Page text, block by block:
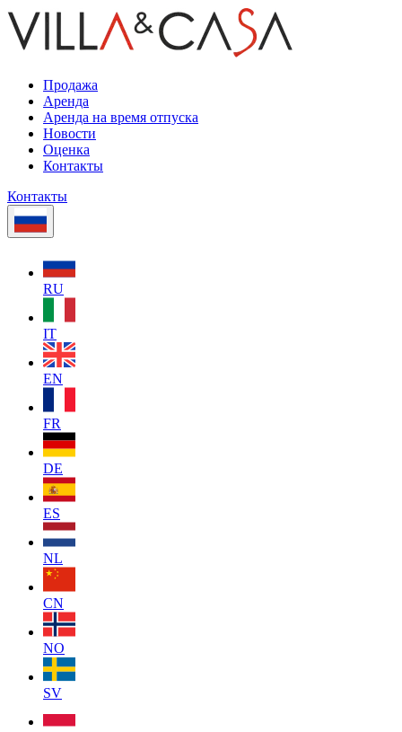
Продажа
Аренда
Аренда на время отпуска
Новости
Оценка
Контакты
Контакты
RU
IT
EN
FR
DE
ES
NL
CN
NO
SV